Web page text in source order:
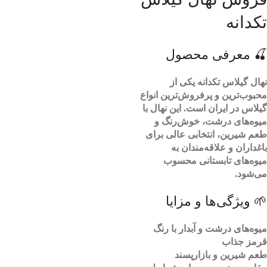
تکدانه
🍒 معرفی محصول
نهال گیلاس تکدانه یکی از
محبوب‌ترین و پرفروش‌ترین انواع
گیلاس در ایران است. این نهال با
میوه‌های درشت، خوش‌رنگ و
طعم شیرین، انتخابی عالی برای
باغداران و علاقه‌مندان به
میوه‌های تابستانی محسوب
می‌شود.
🌱 ویژگی‌ها و مزایا
میوه‌های درشت و آبدار با رنگ
قرمز جذاب
طعم شیرین و بازارپسند